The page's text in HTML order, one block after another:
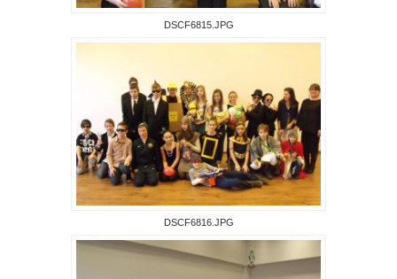
DSCF6815.JPG
DSCF6816.JPG